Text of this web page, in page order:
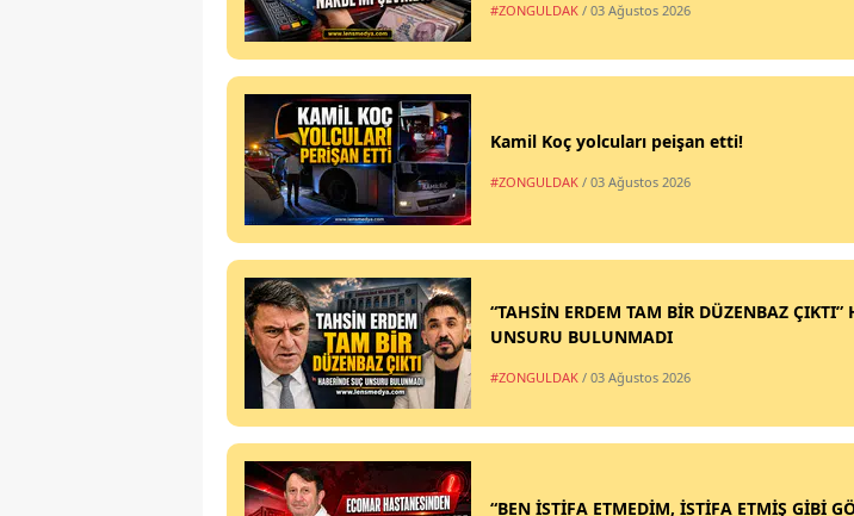
#ZONGULDAK / 03 Ağustos 2026
Kamil Koç yolcuları peişan etti!
#ZONGULDAK / 03 Ağustos 2026
“TAHSİN ERDEM TAM BİR DÜZENBAZ ÇIKTI”
UNSURU BULUNMADI
#ZONGULDAK / 03 Ağustos 2026
“BEN İSTİFA ETMEDİM, İSTİFA ETMİŞ GİBİ